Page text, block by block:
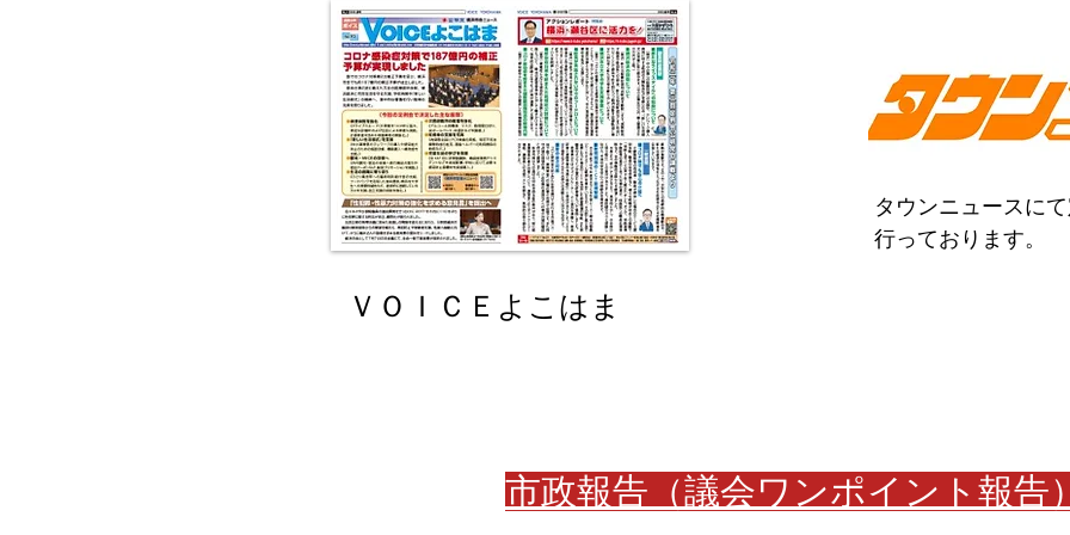
ＶＯＩＣＥよこはま
タウンニュースに
行っております。
市政報告（議会ワンポイント報告